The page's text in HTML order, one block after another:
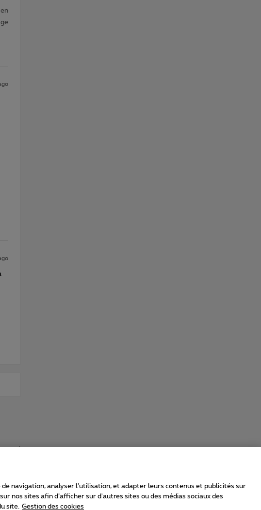
navigation, analyser l’utilisation, et adapter leurs contenus et publicités sur
nos sites afin d’afficher sur d'autres sites ou des médias sociaux des
site. Gestion des cookies